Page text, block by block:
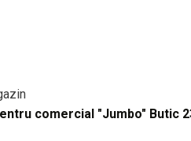
comercial "Jumbo" Butic